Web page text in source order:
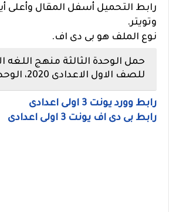
رابط التحميل أسفل المقال وأعلى
وتويتر.
نوع الملف هو بى دى اف.
حمل الوحدة الثالثة منهج اللغه
للصف الاول الاعدادى 2020، الوحدة الثالثة
رابط وورد يونت 3 اولى اعدادى
رابط بى دى اف يونت 3 اولى اعدادى